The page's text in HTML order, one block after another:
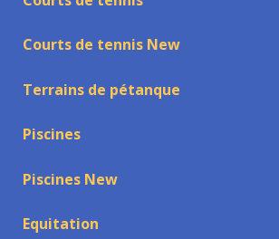
Courts de tennis New
Terrains de pétanque
Piscines
Piscines New
Equitation